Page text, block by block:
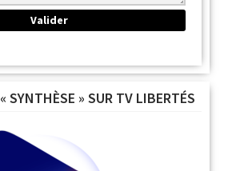
SYNTHÈSE » SUR TV LIBERTÉS